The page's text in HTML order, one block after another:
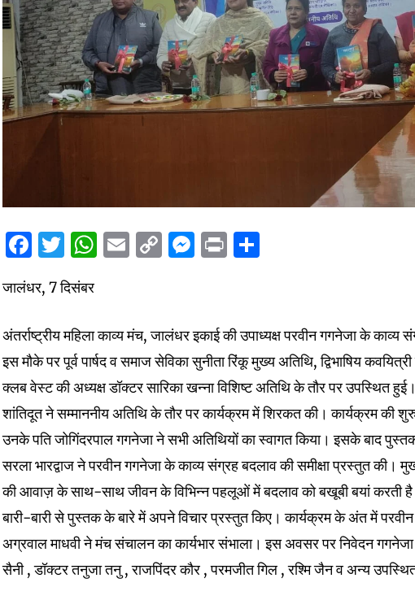
Facebook
Twitter
WhatsApp
Email
CopyMessenger
Print
जालंधर, 7 दिसंबर
अंतर्राष्ट्रीय महिला काव्य मंच, जालंधर इकाई की उपाध्यक्ष परवीन गगनेजा के
इस मौके पर पूर्व पार्षद व समाज सेविका सुनीता रिंकू मुख्य अतिथि, द्विभाषिय
क्लब वेस्ट की अध्यक्ष डॉक्टर सारिका खन्ना विशिष्ट अतिथि के तौर पर उपस्थित
शांतिदूत ने सम्माननीय अतिथि के तौर पर कार्यक्रम में शिरकत की। कार्यक्रम
उनके पति जोगिंदरपाल गगनेजा ने सभी अतिथियों का स्वागत किया। इसके बाद
सरला भारद्वाज ने परवीन गगनेजा के काव्य संग्रह बदलाव की समीक्षा प्रस्तुत की।
की आवाज़ के साथ-साथ जीवन के विभिन्न पहलूओं में बदलाव को बखूबी बयां करती
बारी-बारी से पुस्तक के बारे में अपने विचार प्रस्तुत किए। कार्यक्रम के अंत में
अग्रवाल माधवी ने मंच संचालन का कार्यभार संभाला। इस अवसर पर निवेदन
सैनी , डॉक्टर तनुजा तनु , राजपिंदर कौर , परमजीत गिल , रश्मि जैन व अन्य